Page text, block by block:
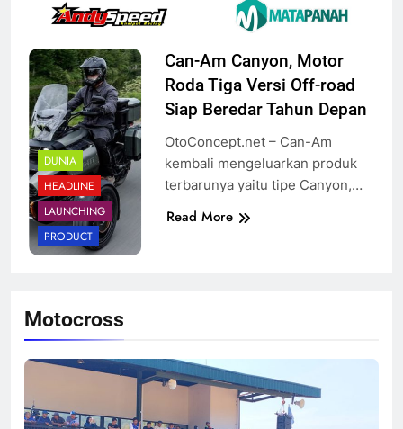
Motocross
DUNIA
HEADLINE
LAUNCHING
PRODUCT
Can-Am Canyon, Motor
Roda Tiga Versi Off-road
Siap Beredar Tahun Depan
OtoConcept.net – Can-Am
kembali mengeluarkan produk
terbarunya yaitu tipe Canyon,…
Read More